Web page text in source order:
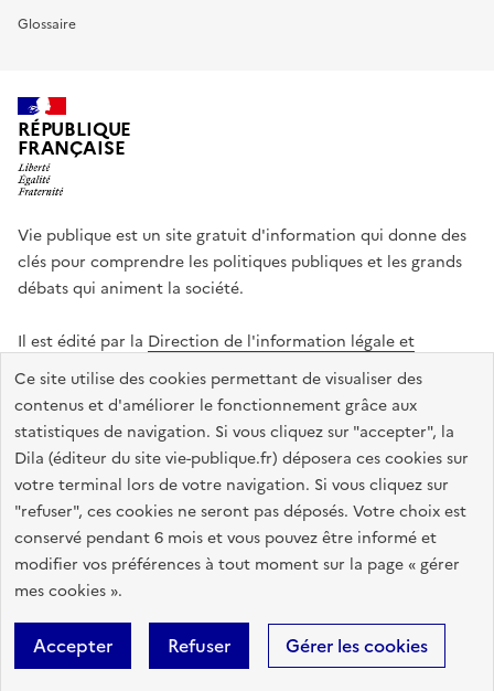
Ce site utilise des cookies permettant de visualiser des
contenus et d'améliorer le fonctionnement grâce aux
statistiques de navigation. Si vous cliquez sur "accepter", la
Dila (éditeur du site vie-publique.fr) déposera ces cookies sur
votre terminal lors de votre navigation. Si vous cliquez sur
"refuser", ces cookies ne seront pas déposés. Votre choix est
conservé pendant 6 mois et vous pouvez être informé et
modifier vos préférences à tout moment sur la page « gérer
mes cookies ».
Accepter Refuser Gérer les cookies
Glossaire
RÉPUBLIQUE
FRANÇAISE
Vie publique est un site gratuit d'information qui donne des
clés pour comprendre les politiques publiques et les grands
débats qui animent la société.
Il est édité par la Direction de l'information légale et
administrative
legifrance.gouv.fr info.gouv.fr
data.gouv.fr
service-public.gouv.fr
Accessibilité : totalement conforme
Données personnelles
Sauf mention contraire, tous les textes de ce site sont sous